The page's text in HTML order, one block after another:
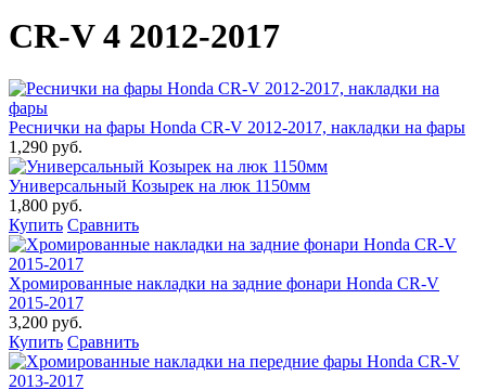
CR-V 4 2012-2017
Реснички на фары Honda CR-V 2012-2017, накладки на фары
1,290 руб.
Универсальный Козырек на люк 1150мм
1,800 руб.
Купить Сравнить
Хромированные накладки на задние фонари Honda CR-V
2015-2017
3,200 руб.
Купить Сравнить